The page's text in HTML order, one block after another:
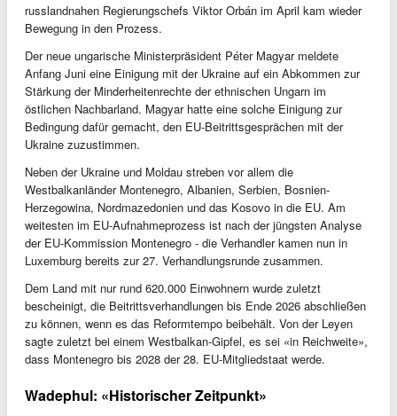
russlandnahen Regierungschefs Viktor Orbán im April kam wieder
Bewegung in den Prozess.
Der neue ungarische Ministerpräsident Péter Magyar meldete
Anfang Juni eine Einigung mit der Ukraine auf ein Abkommen zur
Stärkung der Minderheitenrechte der ethnischen Ungarn im
östlichen Nachbarland. Magyar hatte eine solche Einigung zur
Bedingung dafür gemacht, den EU-Beitrittsgesprächen mit der
Ukraine zuzustimmen.
Neben der Ukraine und Moldau streben vor allem die
Westbalkanländer Montenegro, Albanien, Serbien, Bosnien-
Herzegowina, Nordmazedonien und das Kosovo in die EU. Am
weitesten im EU-Aufnahmeprozess ist nach der jüngsten Analyse
der EU-Kommission Montenegro - die Verhandler kamen nun in
Luxemburg bereits zur 27. Verhandlungsrunde zusammen.
Dem Land mit nur rund 620.000 Einwohnern wurde zuletzt
bescheinigt, die Beitrittsverhandlungen bis Ende 2026 abschließen
zu können, wenn es das Reformtempo beibehält. Von der Leyen
sagte zuletzt bei einem Westbalkan-Gipfel, es sei «in Reichweite»,
dass Montenegro bis 2028 der 28. EU-Mitgliedstaat werde.
Wadephul: «Historischer Zeitpunkt»